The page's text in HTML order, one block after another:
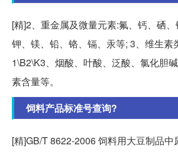
[精]2、重金属及微量元素:氟、钙、硒、
钾、镁、铅、铬、镉、汞等; 3、维生素
1\B2\K3、烟酸、叶酸、泛酸、氯化胆
素含量等。
饲料产品标准号查询?
[精]GB/T 8622-2006 饲料用大豆制品中